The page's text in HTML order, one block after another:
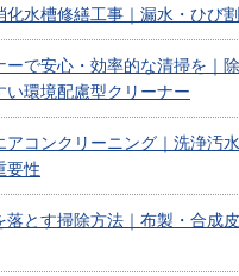
化水槽修繕工事｜漏水・ひび
で安心・効率的な清掃を｜
い環境配慮型クリーナー
アコンクリーニング｜洗浄汚
要性
落とす掃除方法｜布製・合成